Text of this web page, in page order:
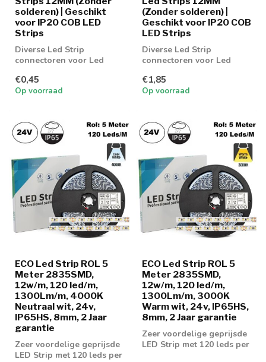
solderen) | Geschikt
voor IP20 COB LED
Strips
Diverse Led Strip
connectoren voor Led
€0,45
Op voorraad
(Zonder solderen) |
Geschikt voor IP20 COB
LED Strips
Diverse Led Strip
connectoren voor Led
€1,85
Op voorraad
ECO Led Strip ROL 5
Meter 2835SMD,
12w/m, 120 led/m,
1300Lm/m, 4000K
Neutraal wit, 24v,
IP65HS, 8mm, 2 Jaar
garantie
Zeer voordelige geprijsde
LED Strip met 120 leds per
ECO Led Strip ROL 5
Meter 2835SMD,
12w/m, 120 led/m,
1300Lm/m, 3000K
Warm wit, 24v, IP65HS,
8mm, 2 Jaar garantie
Zeer voordelige geprijsde
LED Strip met 120 leds per